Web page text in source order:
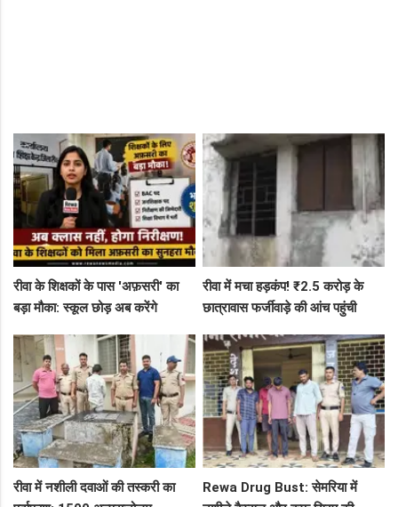
रीवा के शिक्षकों के पास 'अफ़सरी' का
बड़ा मौका: स्कूल छोड़ अब करेंगे
पर निकली भर्ती!
रीवा में मचा हड़कंप! ₹2.5 करोड़ के
छात्रावास फर्जीवाड़े की आंच पहुंची
एक्शन लेटर
रीवा में नशीली दवाओं की तस्करी का
Rewa Drug Bust: सेमरिया में